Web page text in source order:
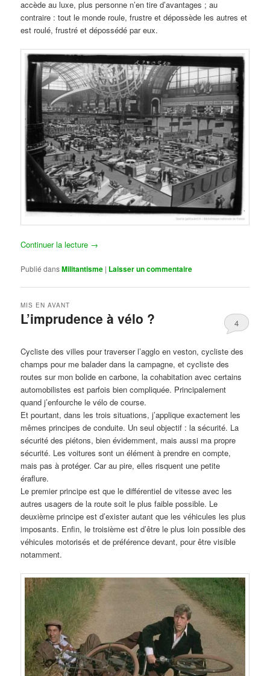
accède au luxe, plus personne n’en tire d’avantages ; au
contraire : tout le monde roule, frustre et dépossède les autres et
est roulé, frustré et dépossédé par eux.
Continuer la lecture →
Publié dansMilitantisme | Laisser un commentaire
L’imprudence à vélo ?
MIS EN AVANT
4
Cycliste des villes pour traverser l’agglo en veston, cycliste des
champs pour me balader dans la campagne, et cycliste des
routes sur mon bolide en carbone, la cohabitation avec certains
automobilistes est parfois bien compliquée. Principalement
quand j’enfourche le vélo de course.
Et pourtant, dans les trois situations, j’applique exactement les
mêmes principes de conduite. Un seul objectif : la sécurité. La
sécurité des piétons, bien évidemment, mais aussi ma propre
sécurité. Les voitures sont un élément à prendre en compte,
mais pas à protéger. Car au pire, elles risquent une petite
éraflure.
Le premier principe est que le différentiel de vitesse avec les
autres usagers de la route soit le plus faible possible. Le
deuxième principe est d’exister autant que les véhicules les plus
imposants. Enfin, le troisième est d’être le plus loin possible des
véhicules motorisés et de préférence devant, pour être visible
notamment.